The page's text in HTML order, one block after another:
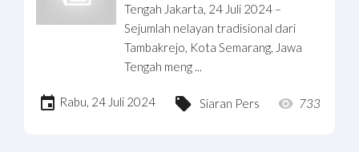
Tengah Jakarta, 24 Juli 2024 –
Sejumlah nelayan tradisional dari
Tambakrejo, Kota Semarang, Jawa
Tengah meng ...
Rabu, 24 Juli 2024 Siaran Pers 733